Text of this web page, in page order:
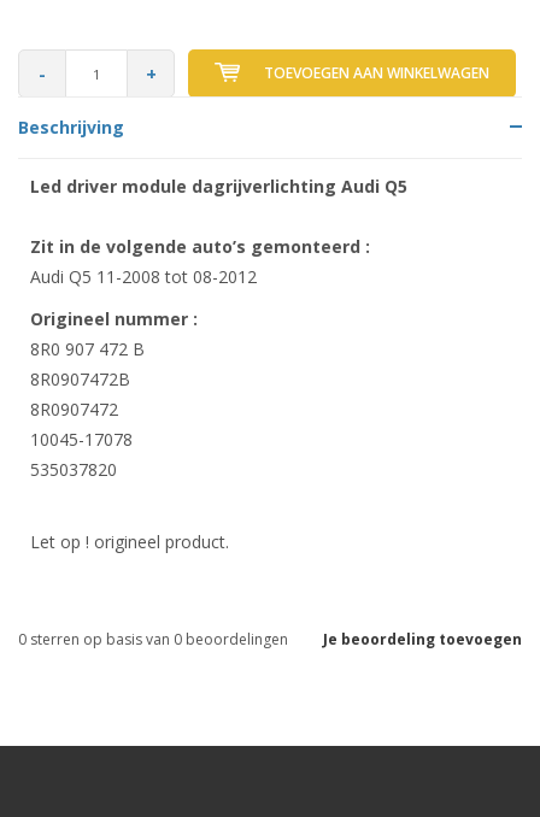
- + TOEVOEGEN AAN WINKELWAGEN
Beschrijving
Led driver module dagrijverlichting Audi Q5
Zit in de volgende auto’s gemonteerd :
Audi Q5 11-2008 tot 08-2012
Origineel nummer :
8R0 907 472 B
8R0907472B
8R0907472
10045-17078
535037820
Let op ! origineel product.
Je beoordeling toevoegen
0 sterren op basis van 0 beoordelingen